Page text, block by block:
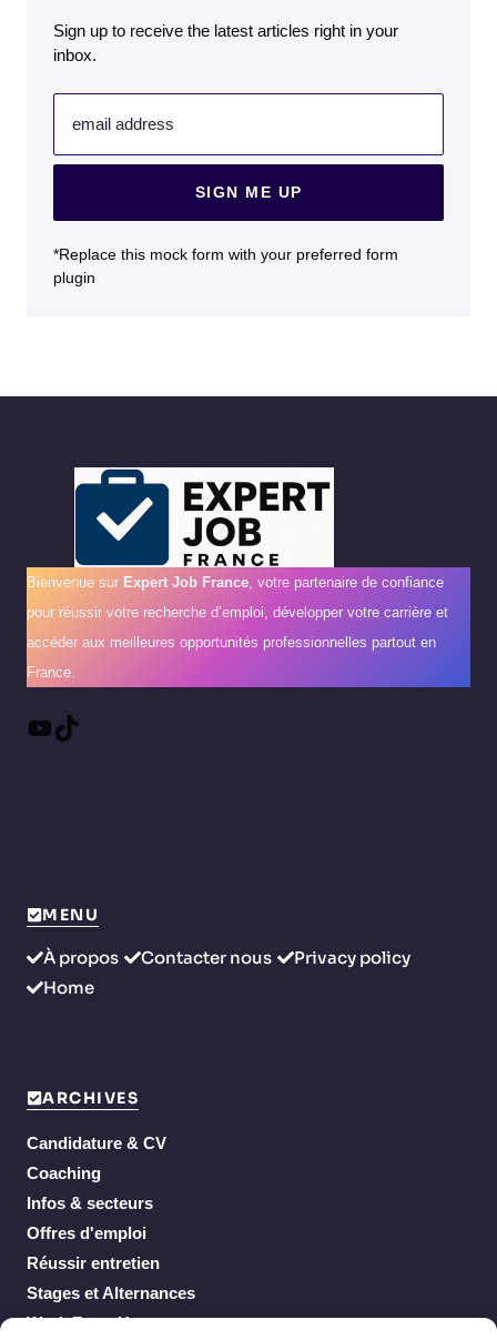
Sign up to receive the latest articles right in your
inbox.
email address
SIGN ME UP
*Replace this mock form with your preferred form
plugin
Bienvenue sur Expert Job France , votre partenaire de confiance
pour réussir votre recherche d’emploi, développer votre carrière et
accéder aux meilleures opportunités professionnelles partout en
France.
YouTube
TikTok
MENU
À propos Contacter nous
Privacy policy
Home
ARCHIVES
Candidature & CV
Coaching
Infos & secteurs
Offres d'emploi
Réussir entretien
Stages et Alternances
Work From Home